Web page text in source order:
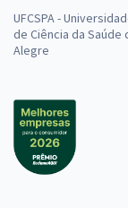
UFCSPA -
de Ciência da Saúde
Alegre